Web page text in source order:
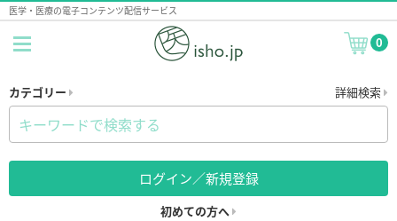
医学・医療の電子コンテンツ配信サービス
0
カテゴリー 詳細検索
ログイン／新規登録
初めての方へ